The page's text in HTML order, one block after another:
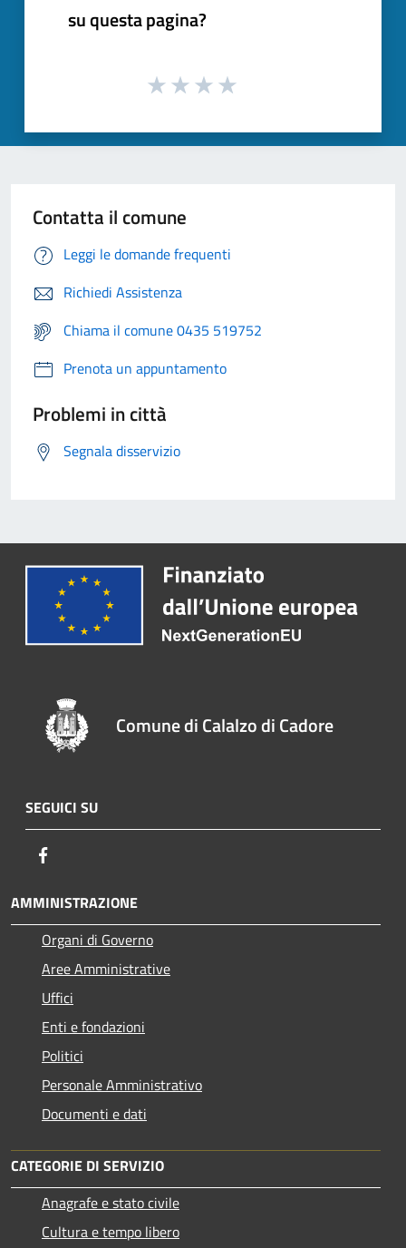
su questa pagina?
Contatta il comune
Leggi le domande frequenti
Richiedi Assistenza
Chiama il comune 0435 519752
Prenota un appuntamento
Problemi in città
Segnala disservizio
Comune di Calalzo di Cadore
SEGUICI SU
AMMINISTRAZIONE
Organi di Governo
Aree Amministrative
Uffici
Enti e fondazioni
Politici
Personale Amministrativo
Documenti e dati
CATEGORIE DI SERVIZIO
Anagrafe e stato civile
Cultura e tempo libero